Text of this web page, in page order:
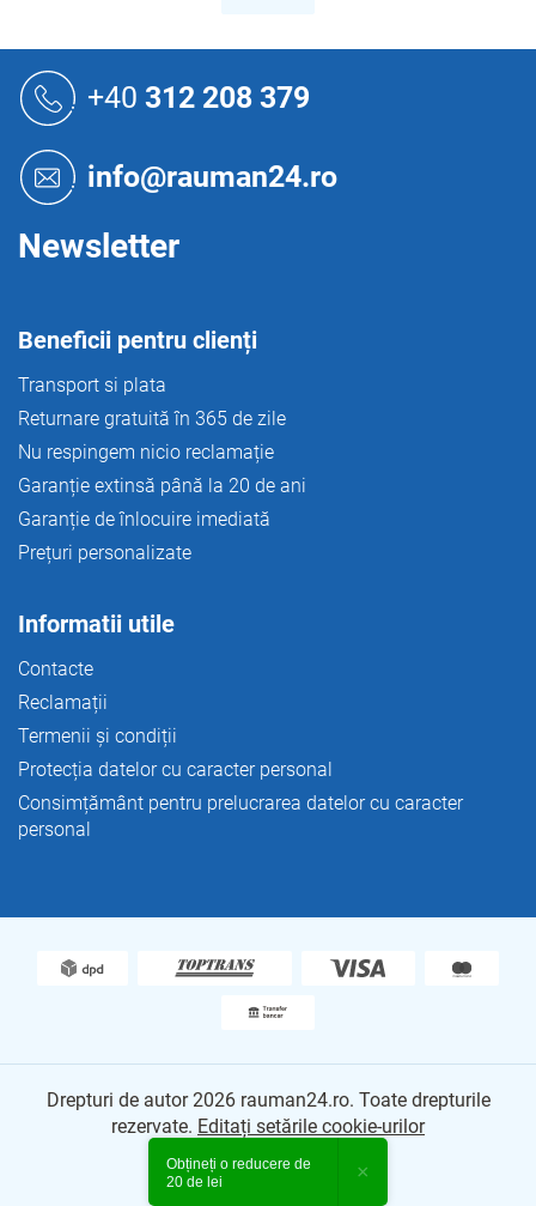
o
u
i
s
e
+40 312 208 379
info@rauman24.ro
Newsletter
Beneficii pentru clienți
Transport si plata
Returnare gratuită în 365 de zile
Nu respingem nicio reclamație
Garanție extinsă până la 20 de ani
Garanție de înlocuire imediată
Prețuri personalizate
Informatii utile
Contacte
Reclamații
Termenii și condiții
Protecția datelor cu caracter personal
Consimțământ pentru prelucrarea datelor cu caracter
personal
Creat de Shoptet Premium
Drepturi de autor 2026 rauman24.ro. Toate drepturile
rezervate. Editați setările cookie-urilor
Obțineți o reducere de
20 de lei
×